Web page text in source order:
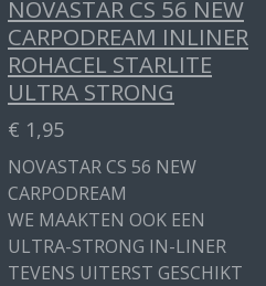
NOVASTAR CS 56 NEW
CARPODREAM INLINER
ROHACEL STARLITE
ULTRA STRONG
€ 1,95
NOVASTAR CS 56 NEW
CARPODREAM
WE MAAKTEN OOK EEN
ULTRA-STRONG IN-LINER
TEVENS UITERST GESCHIKT